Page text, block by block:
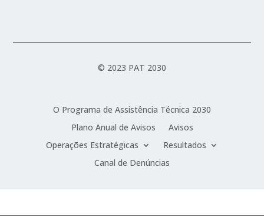
© 2023 PAT 2030
O Programa de Assistência Técnica 2030
Plano Anual de Avisos
Avisos
Operações Estratégicas
Resultados
Canal de Denúncias